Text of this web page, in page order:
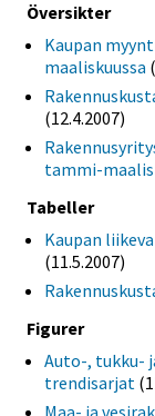
Översikter
Kaupan
maaliskuussa
(12.4.2007)
tammi-
Tabeller
Kaupan
(11.5.2007)
Figurer
Auto-, tukku-
trendisarjat